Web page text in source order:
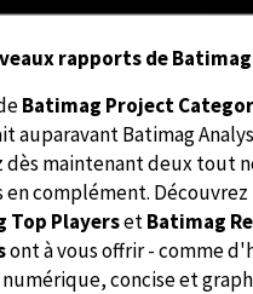
rapports de Batimag
Batimag Project
auparavant Batimag
dès maintenant deux tout
en complément. Découvrez
Top PlayersetBatimag
ont à vous offrir - comme
concise et